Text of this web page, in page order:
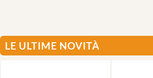
LE ULTIME NOVITÀ